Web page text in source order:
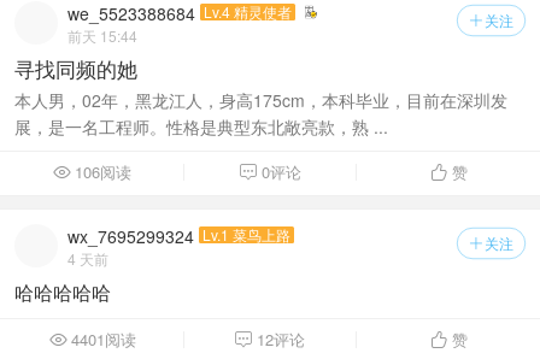
 关注
we_5523388684 Lv.4 精灵使者
前天 15:44
寻找同频的她
本人男，02年，黑龙江人，身高175cm，本科毕业，目前在深圳发
展，是一名工程师。性格是典型东北敞亮款，熟 ...
 106阅读  0评论  赞
 关注
wx_7695299324 Lv.1 菜鸟上路
4 天前
哈哈哈哈哈
 4401阅读  12评论  赞